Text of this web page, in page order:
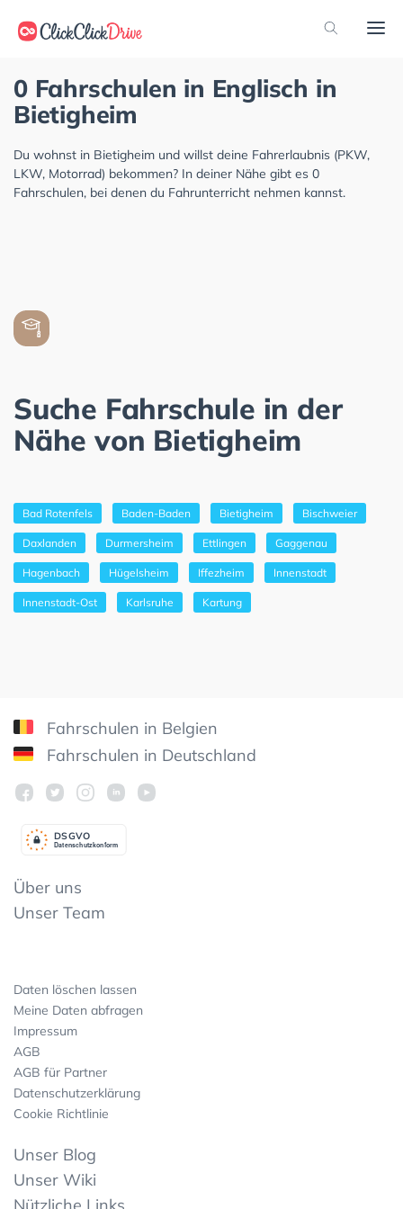
0 Fahrschulen in Englisch in
Bietigheim
Du wohnst in Bietigheim und willst deine Fahrerlaubnis (PKW,
LKW, Motorrad) bekommen? In deiner Nähe gibt es 0
Fahrschulen, bei denen du Fahrunterricht nehmen kannst.
Suche Fahrschule in der
Nähe von Bietigheim
Bad Rotenfels Baden-Baden Bietigheim Bischweier
Daxlanden Durmersheim Ettlingen Gaggenau
Hagenbach Hügelsheim Iffezheim Innenstadt
Innenstadt-Ost Karlsruhe Kartung
Fahrschulen in Belgien
Fahrschulen in Deutschland
Datenschutzkonform
DSGVO
Über uns
Unser Team
Daten löschen lassen
Meine Daten abfragen
Impressum
AGB
AGB für Partner
Datenschutzerklärung
Cookie Richtlinie
Unser Blog
Unser Wiki